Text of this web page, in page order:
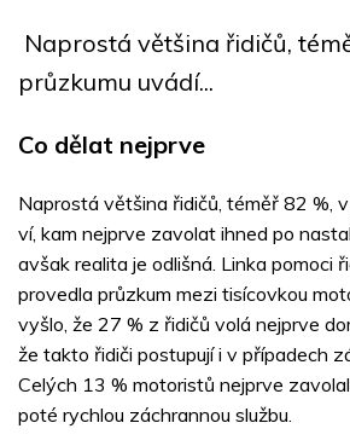
Naprostá většina řidičů,
průzkumu uvádí...
Co dělat nejprve
Naprostá většina řidičů, téměř 82 %,
ví, kam nejprve zavolat ihned po
avšak realita je odlišná. Linka pomoci
provedla průzkum mezi tisícovkou
vyšlo, že 27 % z řidičů volá nejprve
že takto řidiči postupují i v případech
Celých 13 % motoristů nejprve
poté rychlou záchrannou službu.